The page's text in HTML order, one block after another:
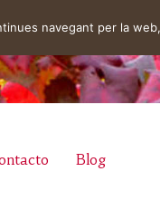
Blog
navegant per la